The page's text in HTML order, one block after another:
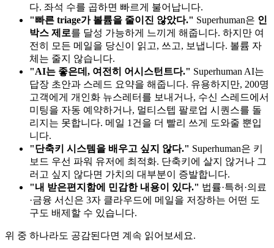
다. 좌석 수를 곱하면 빠르게 불어납니다.
"빠른 triage가 볼륨을 줄이진 않았다." Superhuman은 인
박스 제로를 달성 가능하게 느끼게 해줍니다. 하지만 여
전히 모든 메일을 당신이 읽고, 쓰고, 보냅니다. 볼륨 자
체는 줄지 않습니다.
"AI는 좋은데, 여전히 어시스턴트다." Superhuman AI는
답장 초안과 스레드 요약을 해줍니다. 유용하지만, 200명
고객에게 개인화 뉴스레터를 보내거나, 수신 스레드에서
미팅을 자동 예약하거나, 멀티스텝 팔로업 시퀀스를 돌
리지는 못합니다. 메일 1건을 더 빨리 쓰게 도와줄 뿐입
니다.
"단축키 시스템을 배우고 싶지 않다." Superhuman은 키
보드 우선 파워 유저에 최적화. 단축키에 살지 않거나 그
러고 싶지 않다면 가치의 대부분이 증발합니다.
"내 받은편지함에 민감한 내용이 있다." 법률·특허·의료
·금융 서신은 3자 클라우드에 메일을 저장하는 어떤 도
구도 배제할 수 있습니다.
위 중 하나라도 공감된다면 계속 읽어보세요.